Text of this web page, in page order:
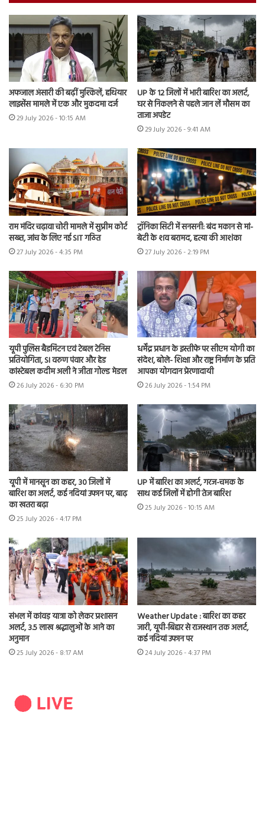
अफजाल अंसारी की बढ़ीं मुश्किलें, हथियार
लाइसेंस मामले में एक और मुकदमा दर्ज
29 July 2026 - 10:15 AM
UP के 12 जिलों में भारी बारिश का अलर्ट,
घर से निकलने से पहले जान लें मौसम का
ताजा अपडेट
29 July 2026 - 9:41 AM
राम मंदिर चढ़ावा चोरी मामले में सुप्रीम कोर्ट
सख्त, जांच के लिए नई SIT गठित
27 July 2026 - 4:35 PM
ट्रॉनिका सिटी में सनसनी: बंद मकान से मां-
बेटी के शव बरामद, हत्या की आशंका
27 July 2026 - 2:19 PM
यूपी पुलिस बैडमिंटन एवं टेबल टेनिस
प्रतियोगिता, SI वरुण पंवार और हेड
कांस्टेबल कदीम अली ने जीता गोल्ड मेडल
26 July 2026 - 6:30 PM
धर्मेंद्र प्रधान के इस्तीफे पर सीएम योगी का
संदेश, बोले- शिक्षा और राष्ट्र निर्माण के प्रति
आपका योगदान प्रेरणादायी
26 July 2026 - 1:54 PM
यूपी में मानसून का कहर, 30 जिलों में
बारिश का अलर्ट, कई नदियां उफान पर, बाढ़
का खतरा बढ़ा
25 July 2026 - 4:17 PM
UP में बारिश का अलर्ट, गरज-चमक के
साथ कई जिलों में होगी तेज बारिश
25 July 2026 - 10:15 AM
संभल में कांवड़ यात्रा को लेकर प्रशासन
अलर्ट, 3.5 लाख श्रद्धालुओं के आने का
अनुमान
25 July 2026 - 8:17 AM
Weather Update : बारिश का कहर
जारी, यूपी-बिहार से राजस्थान तक अलर्ट,
कई नदियां उफान पर
24 July 2026 - 4:37 PM